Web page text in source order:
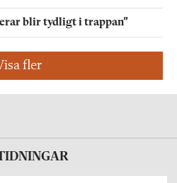
blir tydligt i trappan”
fler